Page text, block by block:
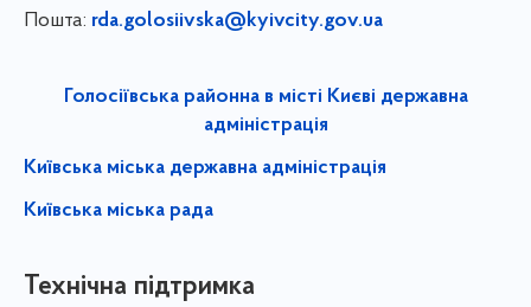
Пошта: rda.golosiivska@kyivcity.gov.ua
Голосіївська районна в місті Києві державна
адміністрація
Київська міська державна адміністрація
Київська міська рада
Технічна підтримка